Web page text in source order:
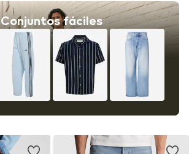
Conjuntos fáciles